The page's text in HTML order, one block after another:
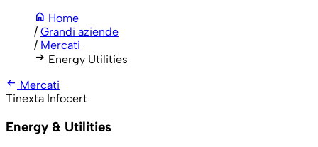
home Home
/ Grandi aziende
/ Mercati
arrow_right_alt Energy Utilities
arrow_left_alt Mercati
Tinexta Infocert
Energy & Utilities